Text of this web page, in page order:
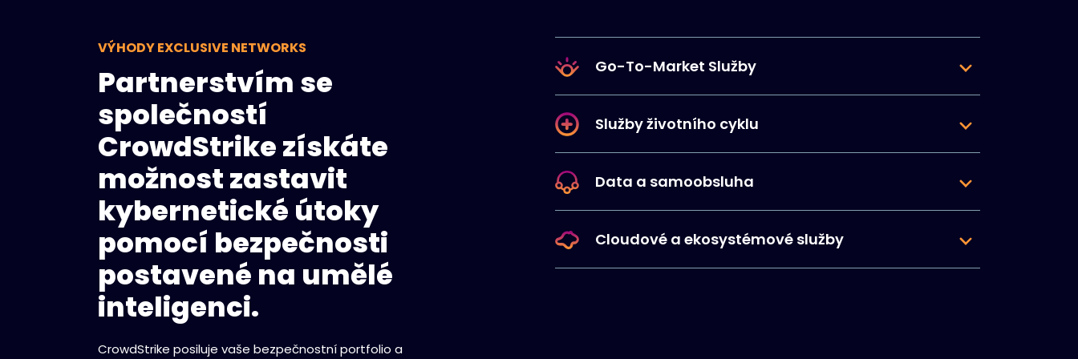
VÝHODY EXCLUSIVE NETWORKS
Partnerstvím se
společností
CrowdStrike získáte
možnost zastavit
kybernetické útoky
pomocí bezpečnosti
postavené na umělé
inteligenci.
CrowdStrike posiluje vaše bezpečnostní portfolio a
Go-To-Market Služby
Služby životního cyklu
Data a samoobsluha
Cloudové a ekosystémové služby